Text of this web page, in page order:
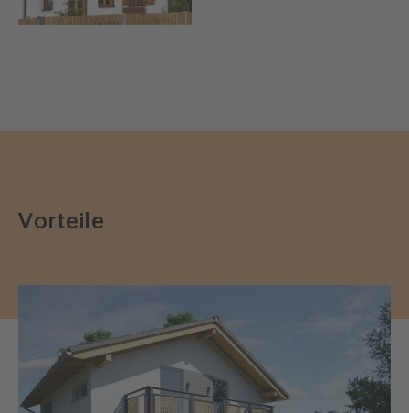
Vorteile